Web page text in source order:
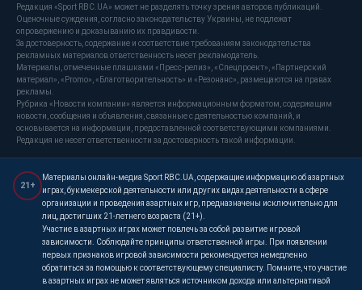
Редакция «Sport RBC.UA» может не разделять точку зрения авторов публикаций.
Оценочные суждения, согласно законодательству Украины, не подлежат
опровержению и доказыванию их правдивости.
За достоверность, содержание и соответствие требованиям законодательства
рекламных материалов ответственность несет рекламодатель.
Материалы, отмеченные плашками «Пресс-релиз», «Спецпроект», «Партнерский
материал», «Promo», «Благотворительность» и «Резонанс», размещаются на правах
рекламы.
Рубрика «Новости компании» является информационным форматом, содержащим
новости, сообщения и объявления, связанные с деятельностью компаний, и
основывается на информации, предоставленной соответствующими компаниями.
Редакция не несет ответственности за достоверность такой информации.
21+
Материалы онлайн-медиа Sport RBC.UA, содержащие информацию об азартных
играх, букмекерской деятельности или других видах деятельности в сфере
организации и проведения азартных игр, предназначены исключительно для
лиц, достигших 21-летнего возраста (21+).
Участие в азартных играх может повлечь за собой развитие игровой
зависимости. Соблюдайте принципы ответственной игры. При появлении
первых признаков игровой зависимости рекомендуется немедленно
обратиться за помощью к соответствующему специалисту. Помните, что участие
в азартных играх не может являться источником дохода или альтернативой